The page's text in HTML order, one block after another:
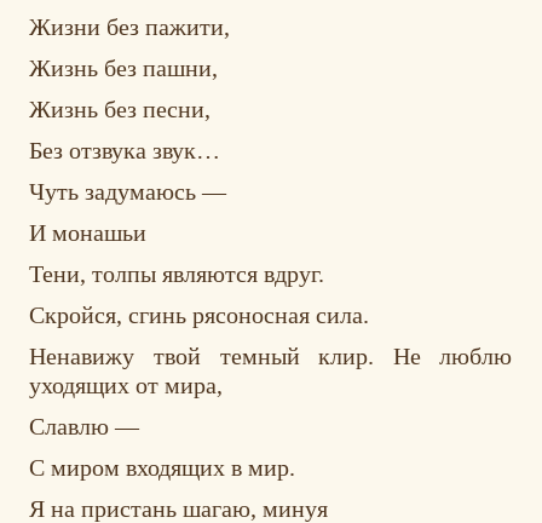
Жизни без пажити,
Жизнь без пашни,
Жизнь без песни,
Без отзвука звук…
Чуть задумаюсь —
И монашьи
Тени, толпы являются вдруг.
Скройся, сгинь рясоносная сила.
Ненавижу твой темный клир. Не люблю
уходящих от мира,
Славлю —
С миром входящих в мир.
Я на пристань шагаю, минуя